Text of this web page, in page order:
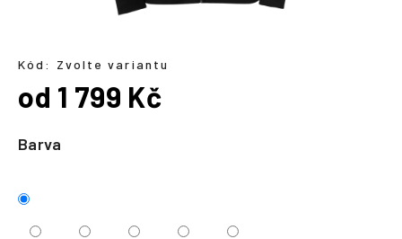
Barva
Kód: Zvolte variantu
od 1 799 Kč
cena:
í
t
?